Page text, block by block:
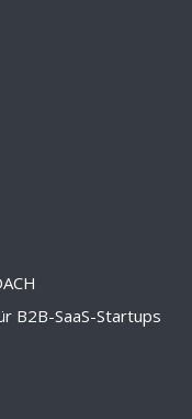
B2B-SaaS-Startups